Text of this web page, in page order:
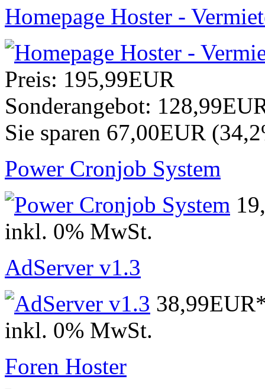
Homepage Hoster -
Preis: 195,99EUR
Sonderangebot:
Sie sparen 67,00EUR
Power Cronjob System
inkl. 0% MwSt.
AdServer v1.3
inkl. 0% MwSt.
Foren Hoster